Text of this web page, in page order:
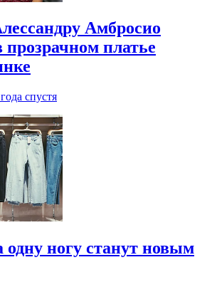
Амбросио
прозрачном платье
спустя
ногу станут новым